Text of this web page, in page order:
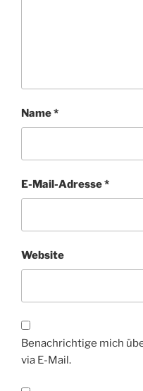
Name*
E-Mail-Adresse*
Website
Benachrichtige mich
via E-Mail.